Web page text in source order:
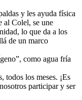
y les ayuda física
al Colel, se une
lo que da a los
de un marco
como agua fría
todos los meses. ¡Es
participar y ser